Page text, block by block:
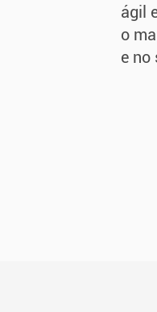
ágil
o
e no